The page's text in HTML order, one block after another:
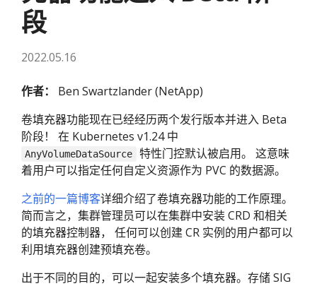
段
2022.05.16
作者：
Ben Swartzlander (NetApp)
卷填充器功能现在已经经历两个发行版本并进入 Beta
阶段！ 在 Kubernetes v1.24 中
AnyVolumeDataSource
特性门控默认被启用。 这意味
着用户可以指定任何自定义资源作为 PVC 的数据源。
之前的一篇博客详细介绍了卷填充器功能的工作原理。
简而言之，集群管理员可以在集群中安装 CRD 和相关
的填充器控制器， 任何可以创建 CR 实例的用户都可以
利用填充器创建预填充卷。
出于不同的目的，可以一起安装多个填充器。存储 SIG